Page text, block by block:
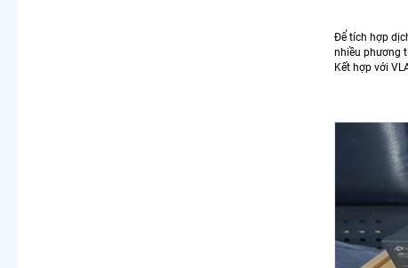
Để tích hợp
nhiều phương
Kết hợp với